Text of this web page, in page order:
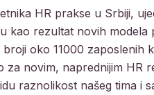
HR prakse u Srbiji,
kao rezultat novih modela
oko 11000 zaposlenih
za novim, naprednijim HR
raznolikost našeg tima i